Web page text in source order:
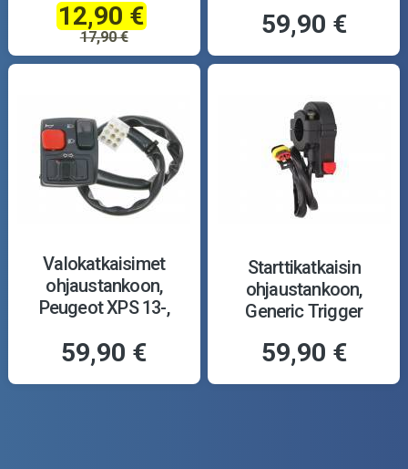
12,90 €
17,90 € 59,90 €
Valokatkaisimet
ohjaustankoon,
Peugeot XPS 13-,
59,90 €
Starttikatkaisin
ohjaustankoon,
Generic Trigger
59,90 €